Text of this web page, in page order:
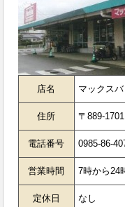
店名 マックス
住所 〒889-
電話番号 0985-86-
営業時間 7時から24
定休日 なし